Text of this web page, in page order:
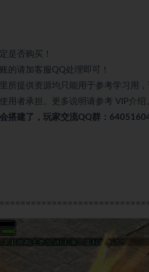
是否购买！
的请加客服QQ处理即可！
所提供资源均只能用于参考学习用，
用者承担。更多说明请参考 VIP介绍
搭建了，玩家交流QQ群：